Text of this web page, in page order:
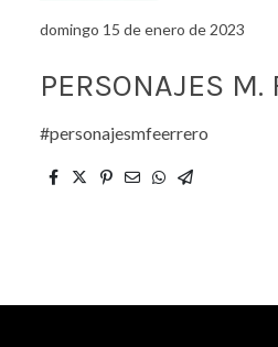
domingo 15 de enero de 2023
PERSONAJES M.
#personajesmfeerrero